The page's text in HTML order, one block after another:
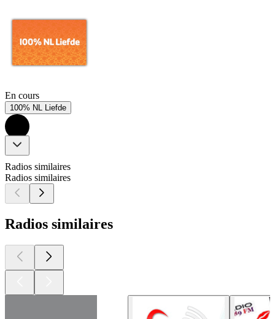
En cours
100% NL Liefde
Radios similaires
Radios similaires
Radios similaires